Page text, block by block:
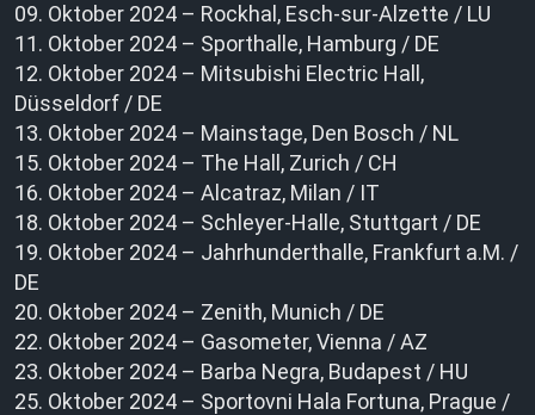
09. Oktober 2024 – Rockhal, Esch-sur-Alzette / LU
11. Oktober 2024 – Sporthalle, Hamburg / DE
12. Oktober 2024 – Mitsubishi Electric Hall,
Düsseldorf / DE
13. Oktober 2024 – Mainstage, Den Bosch / NL
15. Oktober 2024 – The Hall, Zurich / CH
16. Oktober 2024 – Alcatraz, Milan / IT
18. Oktober 2024 – Schleyer-Halle, Stuttgart / DE
19. Oktober 2024 – Jahrhunderthalle, Frankfurt a.M. /
DE
20. Oktober 2024 – Zenith, Munich / DE
22. Oktober 2024 – Gasometer, Vienna / AZ
23. Oktober 2024 – Barba Negra, Budapest / HU
25. Oktober 2024 – Sportovni Hala Fortuna, Prague /